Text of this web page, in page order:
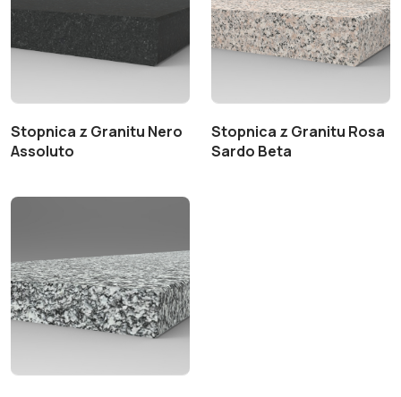
Stopnica z Granitu Nero
Assoluto
Stopnica z Granitu Rosa
Sardo Beta